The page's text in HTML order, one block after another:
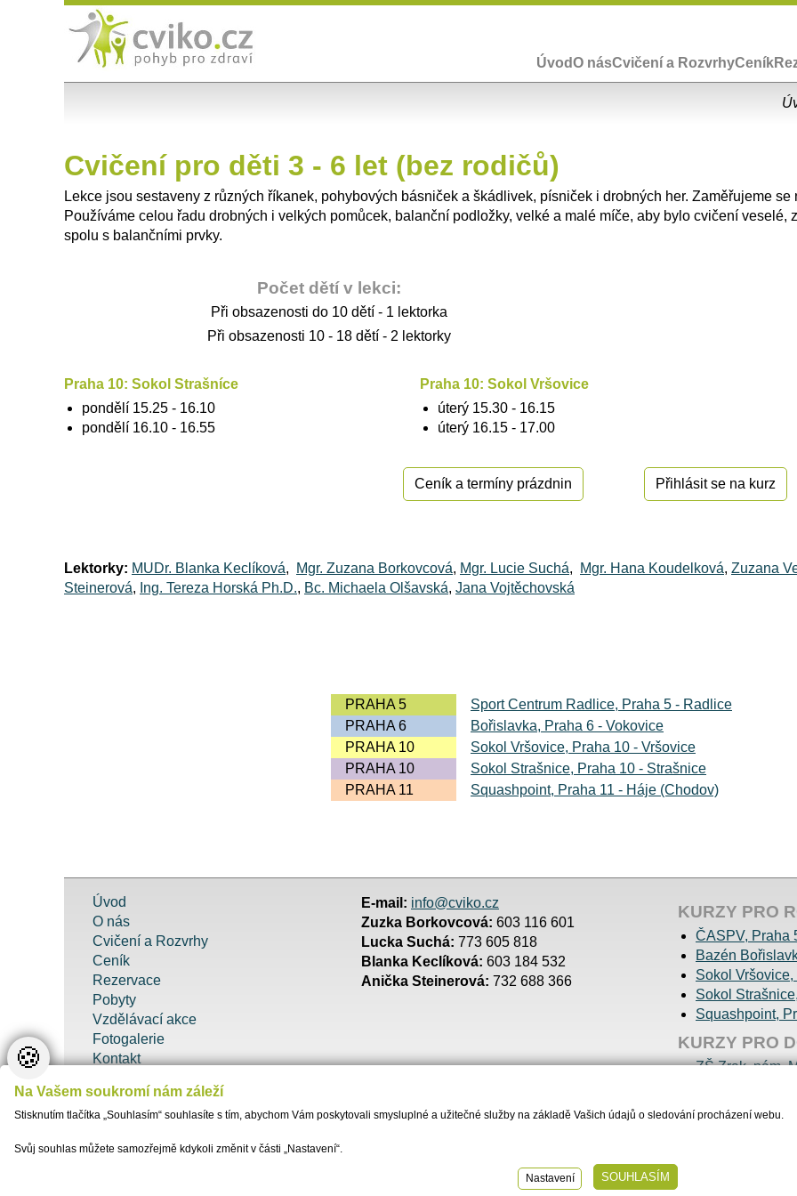
ÚvodO násCvičení a RozvrhyCeník
Cvičení pro děti 3 - 6 let (bez rodičů)
Lekce jsou sestaveny z různých říkanek, pohybových básniček a škádlivek, písniček i drobných her. Zaměřujeme
Používáme celou řadu drobných i velkých pomůcek, balanční podložky, velké a malé míče, aby bylo cvičení
spolu s balančními prvky.
Počet dětí v lekci:
Při obsazenosti do 10 dětí - 1 lektorka
Při obsazenosti 10 - 18 dětí - 2 lektorky
Praha 10: Sokol Strašníce
pondělí 15.25 - 16.10
pondělí 16.10 - 16.55
Praha 10: Sokol Vršovice
úterý 15.30 - 16.15
úterý 16.15 - 17.00
Ceník a termíny prázdnin Přihlásit se na kurz
Lektorky: MUDr. Blanka Keclíková, Mgr. Zuzana Borkovcová, Mgr. Lucie Suchá, Mgr. Hana Koudelková, Zuzana
Steinerová, Ing. Tereza Horská Ph.D., Bc. Michaela Olšavská, Jana Vojtěchovská
PRAHA 5
Sport Centrum Radlice, Praha 5 - Radlice
PRAHA 6
Bořislavka, Praha 6 - Vokovice
PRAHA 10
Sokol Vršovice, Praha 10 - Vršovice
PRAHA 10
Sokol Strašnice, Praha 10 - Strašnice
PRAHA 11
Squashpoint, Praha 11 - Háje (Chodov)
Úvod
O nás
Cvičení a Rozvrhy
Ceník
Rezervace
Pobyty
Vzdělávací akce
Fotogalerie
Kontakt
E-mail: info@cviko.cz
Zuzka Borkovcová: 603 116 601
Lucka Suchá: 773 605 818
Blanka Keclíková: 603 184 532
Anička Steinerová: 732 688 366
KURZY PRO
ČASPV, Praha
Bazén
Sokol
Sokol
Squashpoint,
KURZY PRO
ZŠ Zrak, nám.
© 2016 Cviko created by
🍪
Na Vašem soukromí nám záleží
Stisknutím tlačítka „Souhlasím“ souhlasíte s tím, abychom Vám poskytovali smysluplné a užitečné služby na základě Vašich údajů o sledování procházení webu.
Svůj souhlas můžete samozřejmě kdykoli změnit v části „Nastavení“.
Nastavení SOUHLASÍM